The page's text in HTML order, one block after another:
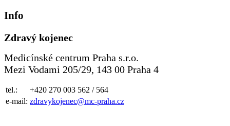
Info
Zdravý kojenec
Medicínské centrum Praha s.r.o.
Mezi Vodami 205/29, 143 00 Praha 4
tel.:
+420 270 003 562 / 564
e-mail: zdravykojenec@mc-praha.cz